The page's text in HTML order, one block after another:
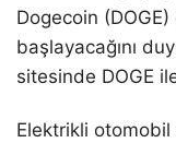
Dogecoin
başlayacağını
sitesinde DOGE
Elektrikli otomobil